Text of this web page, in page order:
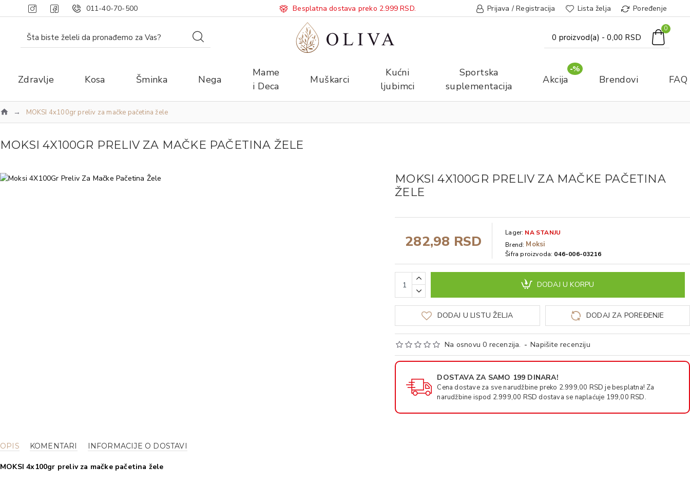
011-40-70-500 Besplatna dostava preko 2.999 RSD. Prijava / Registracija Lista želja Poređenje
0 proizvod(a) - 0,00 RSD
0
Zdravlje Kosa Šminka Nega
Mame
i Deca
Muškarci
Kućni
ljubimci
Sportska
suplementacija
Akcija
-%
Brendovi FAQ
MOKSI 4x100gr preliv za mačke pačetina žele
MOKSI 4X100GR PRELIV ZA MAČKE PAČETINA ŽELE
MOKSI 4X100GR PRELIV ZA MAČKE PAČETINA
ŽELE
Na osnovu 0 recenzija. - Napišite recenziju
282,98 RSD Lager: NA STANJU
Brend: Moksi
Šifra proizvoda: 046-006-03216
DODAJ U KORPU
DODAJ U LISTU ŽELJA DODAJ ZA POREĐENJE
DOSTAVA ZA SAMO 199 DINARA!
Cena dostave za sve narudžbine preko 2.999,00 RSD je besplatna! Za
narudžbine ispod 2.999,00 RSD dostava se naplaćuje 199,00 RSD.
OPIS KOMENTARI INFORMACIJE O DOSTAVI
MOKSI 4x100gr preliv za mačke pačetina žele